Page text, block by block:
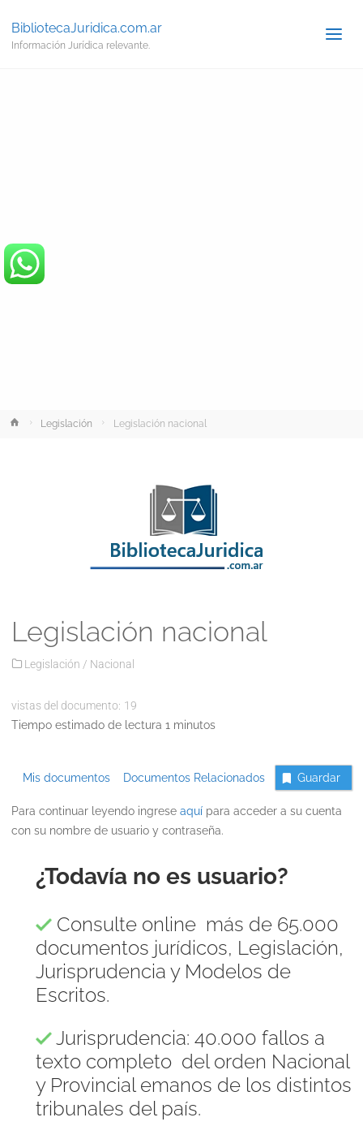
BibliotecaJuridica.com.ar
Información Jurídica relevante.
InicioLegislación Legislación nacional
Legislación nacional
Legislación / Nacional
vistas del documento: 19
Tiempo estimado de lectura 1 minutos
Mis documentos Documentos Relacionados Guardar
Para continuar leyendo ingrese aquípara acceder a su cuenta
con su nombre de usuario y contraseña.
¿Todavía no es usuario?
Consulte online más de 65.000
documentos jurídicos, Legislación,
Jurisprudencia y Modelos de
Escritos.
Jurisprudencia: 40.000 fallos a
texto completo del orden Nacional
y Provincial emanos de los distintos
tribunales del país.